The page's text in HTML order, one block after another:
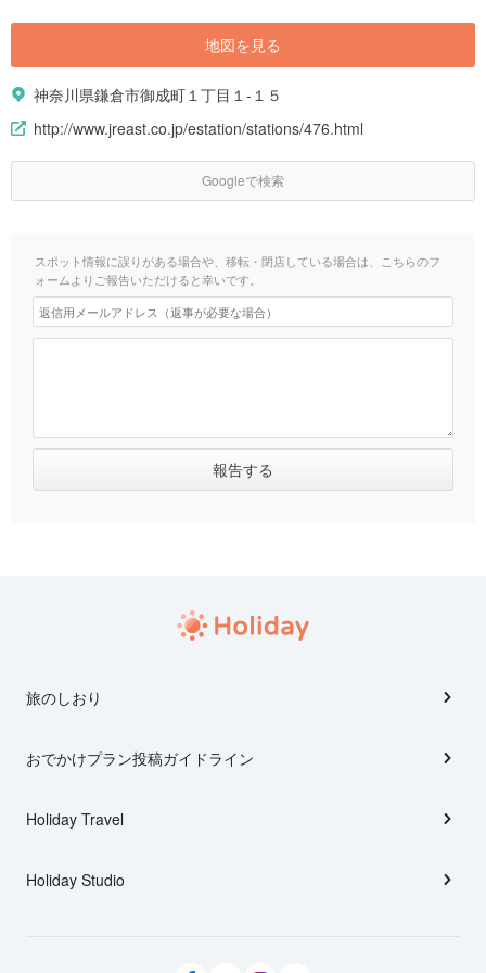
地図を見る
神奈川県鎌倉市御成町１丁目１-１５
http://www.jreast.co.jp/estation/stations/476.html
Googleで検索
スポット情報に誤りがある場合や、移転・閉店している場合は、こちらのフ
ォームよりご報告いただけると幸いです。
旅のしおり
おでかけプラン投稿ガイドライン
Holiday Travel
Holiday Studio